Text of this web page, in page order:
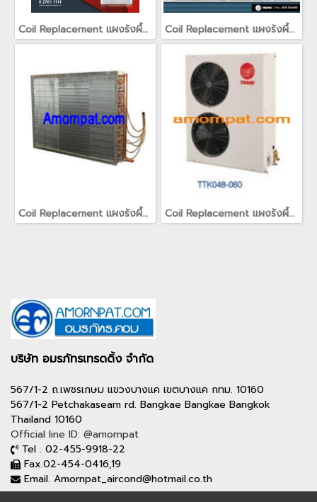
Coil Replacement แผงรังผึ้ง แผงคอยล์สำหรับเครื่องปรับอากาศเทรน TRANE(copy)(copy)(copy) Coil Replacement แผงรังผึ้ง แผงคอยล์สำหรับเครื่องปรับอากาศเทรน TRANE(copy)(copy)(copy)
Coil Replacement แผงรังผึ้ง แผงคอยล์สำหรับเครื่องปรับอากาศเทรน TRANE(copy)(copy)(copy)(copy) Coil Replacement แผงรังผึ้ง แผงคอยล์สำหรับเครื่องปรับอากาศเทรน TRANE
บริษัท อมรภัทรเทรดดิ้ง จำกัด
567/1-2 ถ.เพชรเกษม แขวงบางแค เขตบางแค กทม. 10160
567/1-2 Petchakaseam rd. Bangkae Bangkae Bangkok
Thailand 10160
Official line ID: @amornpat
Tel . 02-455-9918-22
Fax.02-454-0416,19
Email. Amornpat_aircond@hotmail.co.th